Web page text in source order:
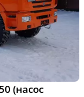
(насос